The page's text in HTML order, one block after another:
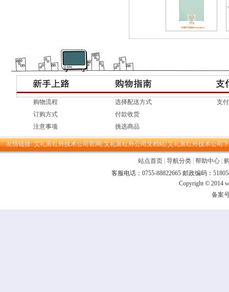
购物流程
订购方式
注意事项
选择配送方式
付款收货
挑选商品
支
友情链接: 艾礼富红外技术公司官网| 艾礼富红外公司文档站| 艾礼富红外技术公司
站点首页 导航分类 帮助中心
客服电话：0755-88822665 邮政编码：
Copyright © 2014
备案